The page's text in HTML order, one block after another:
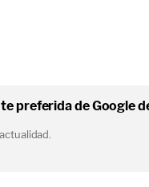
preferida de Google